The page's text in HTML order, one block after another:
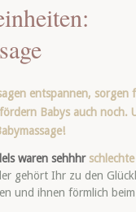
entspannen, sorgen
Babys auch noch.
waren sehhhr
gehört Ihr zu den
und ihnen förmlich